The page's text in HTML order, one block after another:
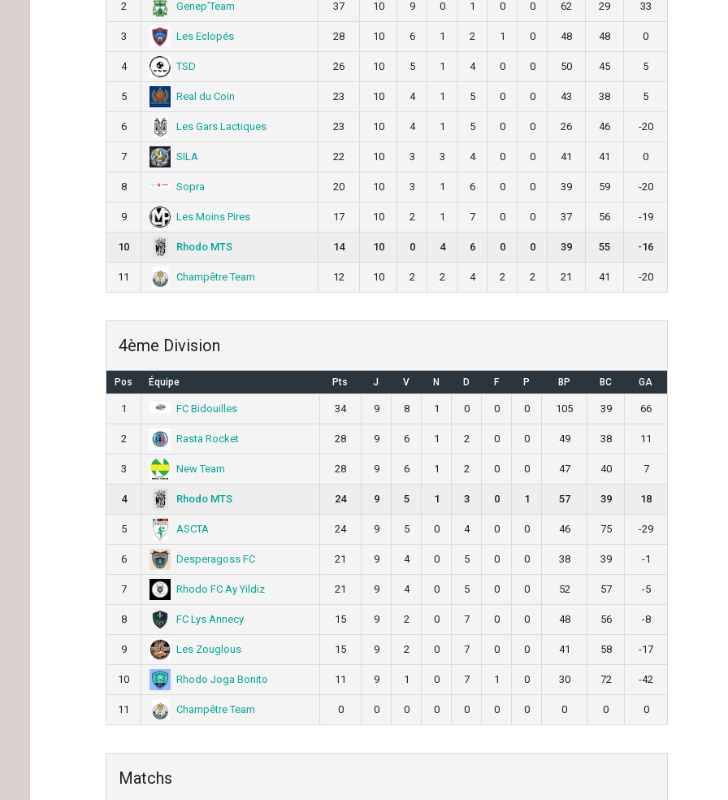
2 Genep’Team 37 10 9 0 1 0 0 62 29 33
3 Les Eclopés 28 10 6 1 2 1 0 48 48 0
4 TSD 26 10 5 1 4 0 0 50 45 5
5 Real du Coin 23 10 4 1 5 0 0 43 38 5
6 Les Gars Lactiques 23 10 4 1 5 0 0 26 46 -20
7 SILA 22 10 3 3 4 0 0 41 41 0
8 Sopra 20 10 3 1 6 0 0 39 59 -20
9 Les Moins Pires 17 10 2 1 7 0 0 37 56 -19
10 Rhodo MTS 14 10 0 4 6 0 0 39 55 -16
11 Champêtre Team 12 10 2 2 4 2 2 21 41 -20
4ème Division
Pos Équipe Pts J V N D F P BP BC GA
1 FC Bidouilles 34 9 8 1 0 0 0 105 39 66
2 Rasta Rocket 28 9 6 1 2 0 0 49 38 11
3 New Team 28 9 6 1 2 0 0 47 40 7
4 Rhodo MTS 24 9 5 1 3 0 1 57 39 18
5 ASCTA 24 9 5 0 4 0 0 46 75 -29
6 Desperagoss FC 21 9 4 0 5 0 0 38 39 -1
7 Rhodo FC Ay Yildiz 21 9 4 0 5 0 0 52 57 -5
8 FC Lys Annecy 15 9 2 0 7 0 0 48 56 -8
9 Les Zouglous 15 9 2 0 7 0 0 41 58 -17
10 Rhodo Joga Bonito 11 9 1 0 7 1 0 30 72 -42
11 Champêtre Team 0 0 0 0 0 0 0 0 0 0
Matchs